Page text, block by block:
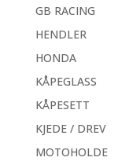
GB RACING
HENDLER
HONDA
KÅPEGLASS
KÅPESETT
KJEDE / DREV
MOTOHOLDE